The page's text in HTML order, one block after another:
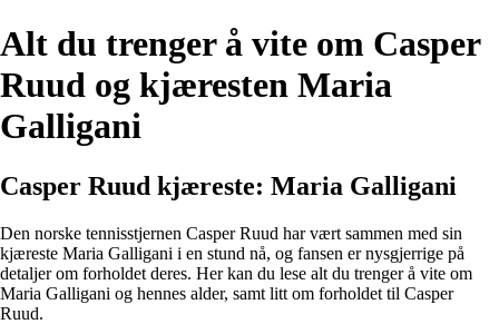
Alt du trenger å vite om Casper
Ruud og kjæresten Maria
Galligani
Casper Ruud kjæreste: Maria Galligani
Den norske tennisstjernen Casper Ruud har vært sammen med sin
kjæreste Maria Galligani i en stund nå, og fansen er nysgjerrige på
detaljer om forholdet deres. Her kan du lese alt du trenger å vite om
Maria Galligani og hennes alder, samt litt om forholdet til Casper
Ruud.